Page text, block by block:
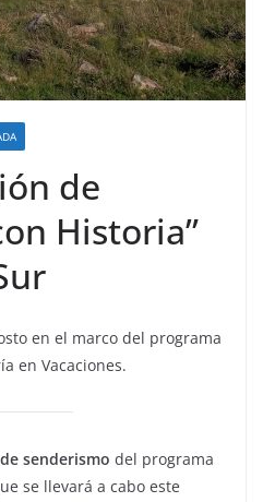
de
Historia”
en el marco del programa
en Vacaciones.
senderismo del programa
se llevará a cabo este